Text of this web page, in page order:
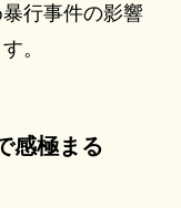
行事件の影響
。
感極まる